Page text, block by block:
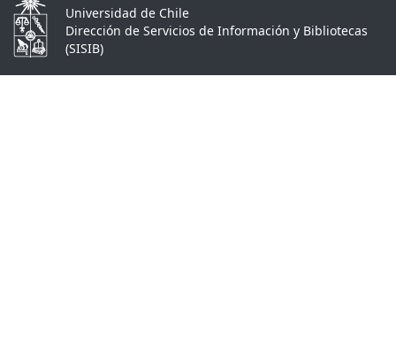
Universidad de Chile
Dirección de Servicios de Información y Bibliotecas
(SISIB)